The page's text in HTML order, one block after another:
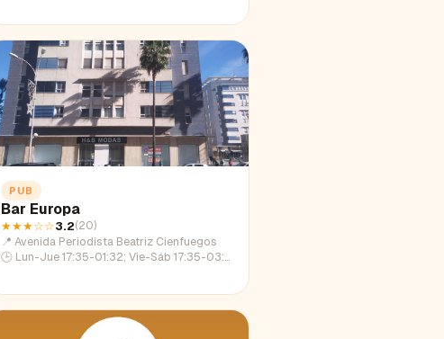
PUB
Bar Europa
★★★☆☆3.2(20)
📍 Avenida Periodista Beatriz Cienfuegos
🕒 Lun-Jue 17:35-01:32; Vie-Sáb 17:35-03:41; Dom 17:35-00:41